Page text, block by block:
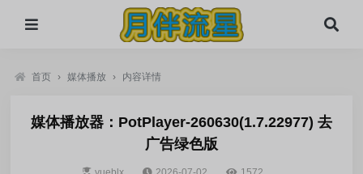
首页 › 媒体播放 › 内容详情
媒体播放器：РotРlayer-260630(1.7.22977) 去
广告绿色版